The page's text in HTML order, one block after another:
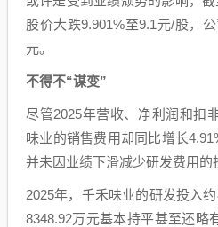
股价大跌9.901%至9.1元/股，
元。
不得不“谋变”
尽管2025年营收、净利润和扣
味业的销售费用却同比增长
并未因业绩下滑减少研发费用的
2025年，千禾味业的研发投入
8348.92万元基本持平甚至还略